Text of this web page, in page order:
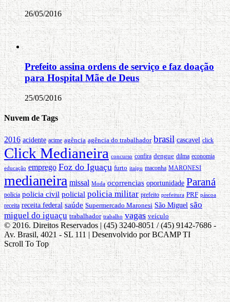
26/05/2016
Prefeito assina ordens de serviço e faz doação
para Hospital Mãe de Deus
25/05/2016
Nuvem de Tags
2016 acidente acime agência agência do trabalhador brasil cascavel click
Click Medianeira concurso confira dengue dilma economia
educação emprego Foz do Iguaçu furto itaipu maconha MARONESI
medianeira missal Moda ocorrencias oportunidade Paraná
policia policia civil policial policia militar prefeito prefeitura PRF páscoa
receita receita federal saúde Supermercado Maronesi São Miguel são
miguel do iguaçu trabalhador trabalho vagas veículo
© 2016. Direitos Reservados | (45) 3240-8051 / (45) 9142-7686 -
Av. Brasil, 4021 - SL 111 | Desenvolvido por BCAMP TI
Scroll To Top